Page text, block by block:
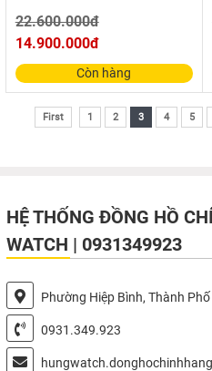
22.600.000đ
14.900.000đ
Còn hàng
First 1 2 3 4 5
HỆ THỐNG ĐỒNG HỒ
WATCH | 0931349923
Phường Hiệp Bình, Thành
0931.349.923